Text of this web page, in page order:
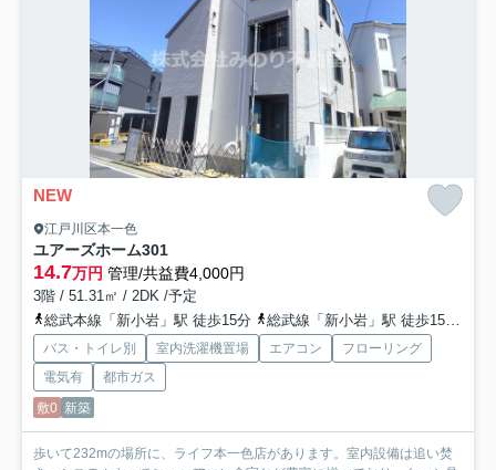
NEW
江戸川区本一色
ユアーズホーム301
14.7万円 管理/共益費4,000円
3階 / 51.31㎡ / 2DK /予定
総武本線「新小岩」駅 徒歩15分
総武線「新小岩」駅 徒歩15分
バス・トイレ別 室内洗濯機置場 エアコン
フローリング
電気有
都市ガス
敷0 新築
歩いて232mの場所に、ライフ本一色店があります。室内設備は追い焚